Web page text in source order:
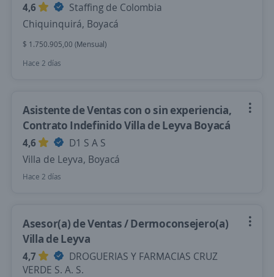
4,6
Staffing de Colombia
Chiquinquirá, Boyacá
$ 1.750.905,00 (Mensual)
Hace 2 días
Asistente de Ventas con o sin experiencia,
Contrato Indefinido Villa de Leyva Boyacá
4,6
D1 S A S
Villa de Leyva, Boyacá
Hace 2 días
Asesor(a) de Ventas / Dermoconsejero(a)
Villa de Leyva
4,7
DROGUERIAS Y FARMACIAS CRUZ
VERDE S. A. S.